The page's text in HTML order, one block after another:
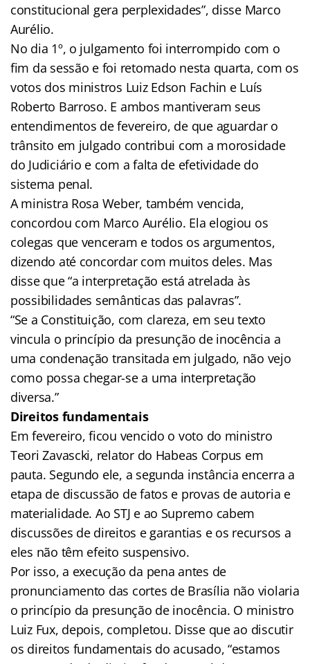
constitucional gera perplexidades”, disse Marco
Aurélio.
No dia 1º, o julgamento foi interrompido com o
fim da sessão e foi retomado nesta quarta, com os
votos dos ministros Luiz Edson Fachin e Luís
Roberto Barroso. E ambos mantiveram seus
entendimentos de fevereiro, de que aguardar o
trânsito em julgado contribui com a morosidade
do Judiciário e com a falta de efetividade do
sistema penal.
A ministra Rosa Weber, também vencida,
concordou com Marco Aurélio. Ela elogiou os
colegas que venceram e todos os argumentos,
dizendo até concordar com muitos deles. Mas
disse que “a interpretação está atrelada às
possibilidades semânticas das palavras”.
“Se a Constituição, com clareza, em seu texto
vincula o princípio da presunção de inocência a
uma condenação transitada em julgado, não vejo
como possa chegar-se a uma interpretação
diversa.”
Direitos fundamentais
Em fevereiro, ficou vencido o voto do ministro
Teori Zavascki, relator do Habeas Corpus em
pauta. Segundo ele, a segunda instância encerra a
etapa de discussão de fatos e provas de autoria e
materialidade. Ao STJ e ao Supremo cabem
discussões de direitos e garantias e os recursos a
eles não têm efeito suspensivo.
Por isso, a execução da pena antes de
pronunciamento das cortes de Brasília não violaria
o princípio da presunção de inocência. O ministro
Luiz Fux, depois, completou. Disse que ao discutir
os direitos fundamentais do acusado, “estamos